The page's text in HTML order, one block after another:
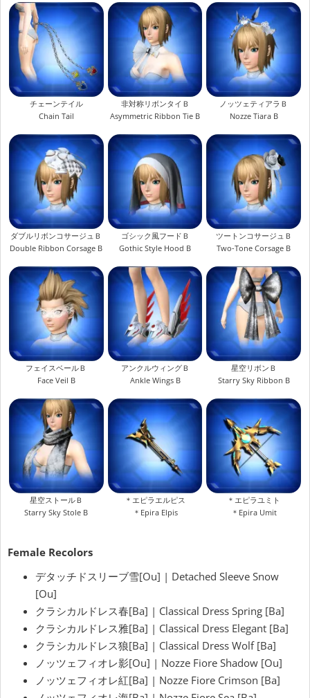
チェーンテイル
Chain Tail
非対称リボンタイＢ
Asymmetric Ribbon Tie B
ノッツェティアラＢ
Nozze Tiara B
ダブルリボンコサージュＢ
Double Ribbon Corsage B
ゴシック風フードＢ
Gothic Style Hood B
ツートンコサージュＢ
Two-Tone Corsage B
フェイスベールＢ
Face Veil B
アンクルウィングＢ
Ankle Wings B
星空リボンＢ
Starry Sky Ribbon B
星空ストールＢ
Starry Sky Stole B
＊エピラエルピス
＊Epira Elpis
＊エピラユミト
＊Epira Umit
Female Recolors
デタッチドスリーブ雪[Ou] | Detached Sleeve Snow
[Ou]
クラシカルドレス春[Ba] | Classical Dress Spring [Ba]
クラシカルドレス雅[Ba] | Classical Dress Elegant [Ba]
クラシカルドレス狼[Ba] | Classical Dress Wolf [Ba]
ノッツェフィオレ影[Ou] | Nozze Fiore Shadow [Ou]
ノッツェフィオレ紅[Ba] | Nozze Fiore Crimson [Ba]